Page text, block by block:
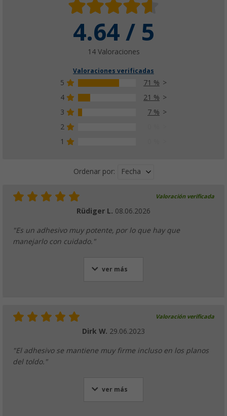
4.64 / 5
14 Valoraciones
Valoraciones verificadas
5
71 %
4
21 %
3
7 %
2
1
Ordenar por: Fecha
Valoración verificada
Rüdiger L. 08.06.2026
"Es un adhesivo muy potente, por lo que hay que
manejarlo con cuidado."
ver más
Valoración verificada
Dirk W. 29.06.2023
"El adhesivo se mantiene muy firme incluso en los planos
del toldo."
ver más